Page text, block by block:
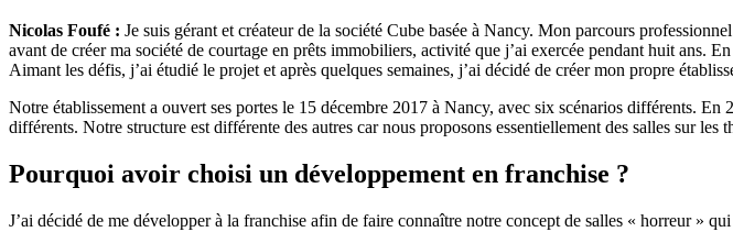
Nicolas Foufé : Je suis gérant et créateur de la société Cube basée à Nancy. Mon parcours
avant de créer ma société de courtage en prêts immobiliers, activité que j’ai exercée pendant huit ans.
Aimant les défis, j’ai étudié le projet et après quelques semaines, j’ai décidé de créer mon propre
Notre établissement a ouvert ses portes le 15 décembre 2017 à Nancy, avec six scénarios différents.
différents. Notre structure est différente des autres car nous proposons essentiellement des salles sur
Pourquoi avoir choisi un développement en franchise ?
J’ai décidé de me développer à la franchise afin de faire connaître notre concept de salles « horreur »